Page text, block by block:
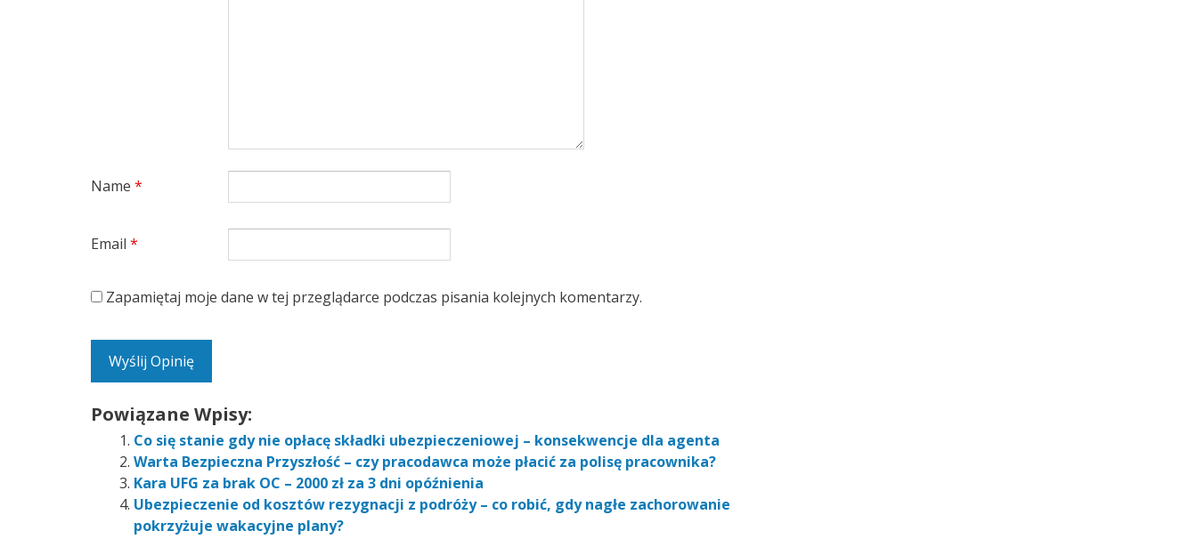
Name *
Email *
Zapamiętaj moje dane w tej przeglądarce podczas pisania kolejnych komentarzy.
Powiązane Wpisy:
Co się stanie gdy nie opłacę składki ubezpieczeniowej – konsekwencje dla agenta
Warta Bezpieczna Przyszłość – czy pracodawca może płacić za polisę pracownika?
Kara UFG za brak OC – 2000 zł za 3 dni opóźnienia
Ubezpieczenie od kosztów rezygnacji z podróży – co robić, gdy nagłe zachorowanie
pokrzyżuje wakacyjne plany?